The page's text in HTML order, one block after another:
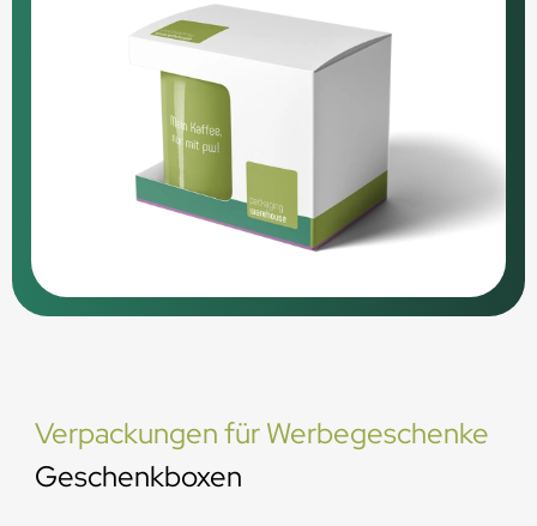
Verpackungen für Werbegeschenke
Geschenkboxen